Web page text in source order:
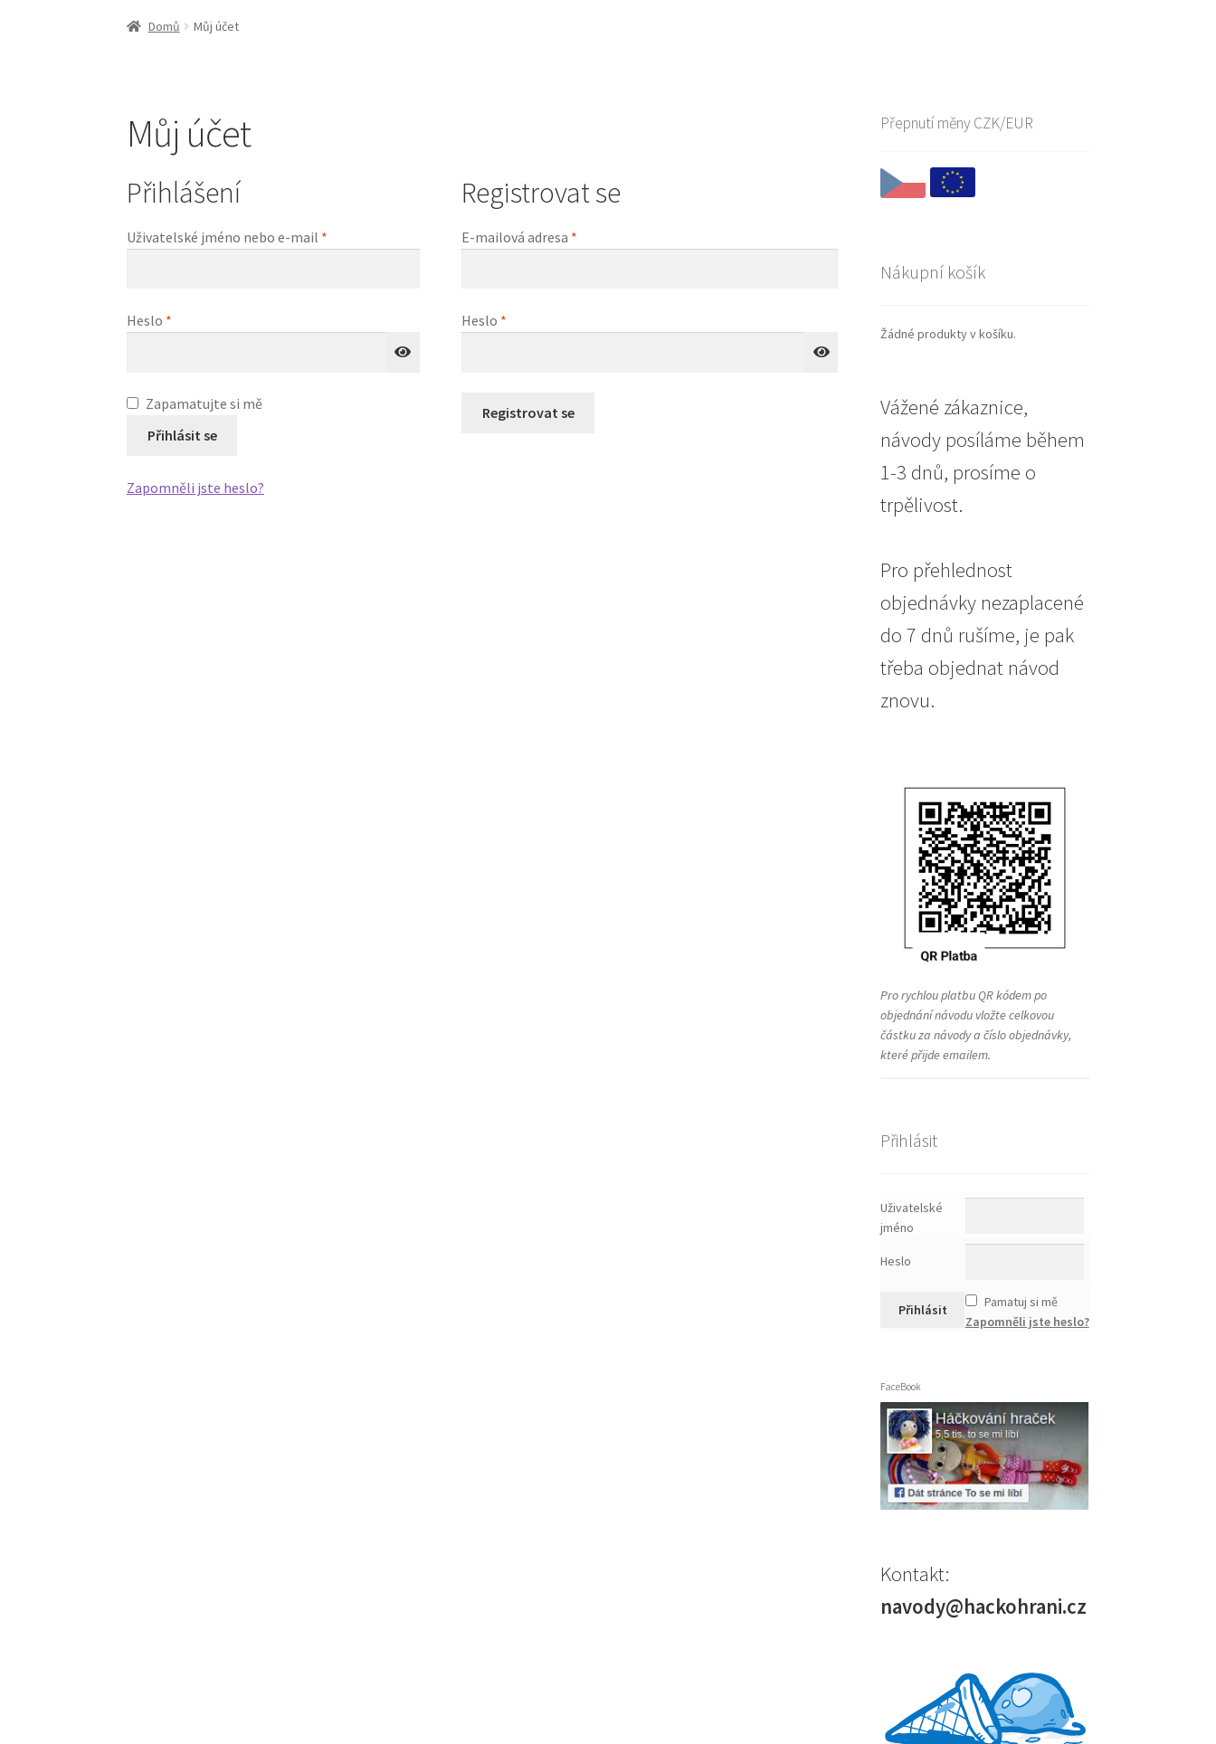
Domů Můj účet
Můj účet
Přihlášení
Uživatelské jméno nebo e-mail *
Heslo *
Zapamatujte si mě
Přihlásit se
Zapomněli jste heslo?
Registrovat se
E-mailová adresa *
Heslo *
Registrovat se
Přepnutí měny CZK/EUR
Nákupní košík
Žádné produkty v košíku.
Vážené zákaznice,
návody posíláme během
1-3 dnů, prosíme o
trpělivost.
Pro přehlednost
objednávky nezaplacené
do 7 dnů rušíme, je pak
třeba objednat návod
znovu.
Pro rychlou platbu QR kódem po
objednání návodu vložte celkovou
částku za návody a číslo objednávky,
které přijde emailem.
Přihlásit
Uživatelské
jméno
Heslo
Pamatuj si mě
Zapomněli jste heslo?
FaceBook
Kontakt:
navody@hackohrani.cz